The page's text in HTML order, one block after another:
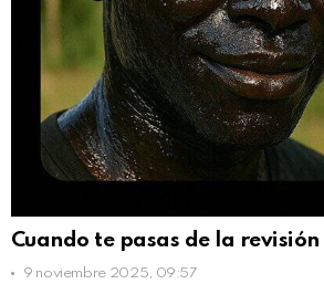
Cuando te pasas de la
9 noviembre 2025, 09:57